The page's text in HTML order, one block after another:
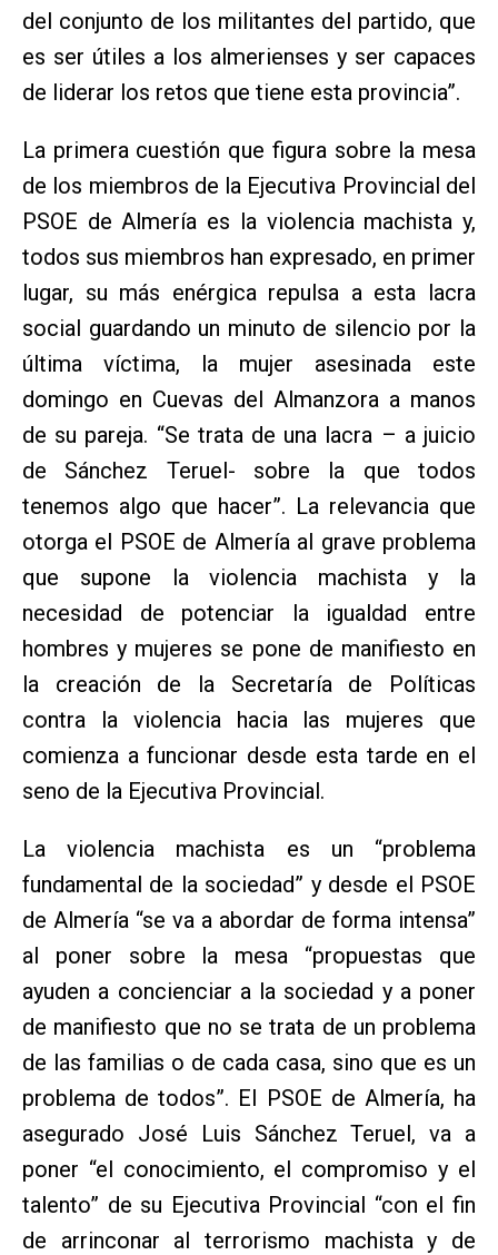
del conjunto de los militantes del partido, que
es ser útiles a los almerienses y ser capaces
de liderar los retos que tiene esta provincia”.
La primera cuestión que figura sobre la mesa
de los miembros de la Ejecutiva Provincial del
PSOE de Almería es la violencia machista y,
todos sus miembros han expresado, en primer
lugar, su más enérgica repulsa a esta lacra
social guardando un minuto de silencio por la
última víctima, la mujer asesinada este
domingo en Cuevas del Almanzora a manos
de su pareja. “Se trata de una lacra – a juicio
de Sánchez Teruel- sobre la que todos
tenemos algo que hacer”. La relevancia que
otorga el PSOE de Almería al grave problema
que supone la violencia machista y la
necesidad de potenciar la igualdad entre
hombres y mujeres se pone de manifiesto en
la creación de la Secretaría de Políticas
contra la violencia hacia las mujeres que
comienza a funcionar desde esta tarde en el
seno de la Ejecutiva Provincial.
La violencia machista es un “problema
fundamental de la sociedad” y desde el PSOE
de Almería “se va a abordar de forma intensa”
al poner sobre la mesa “propuestas que
ayuden a concienciar a la sociedad y a poner
de manifiesto que no se trata de un problema
de las familias o de cada casa, sino que es un
problema de todos”. El PSOE de Almería, ha
asegurado José Luis Sánchez Teruel, va a
poner “el conocimiento, el compromiso y el
talento” de su Ejecutiva Provincial “con el fin
de arrinconar al terrorismo machista y de